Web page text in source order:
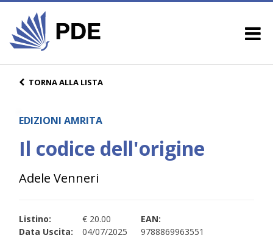
TORNA ALLA LISTA
EDIZIONI AMRITA
Il codice dell'origine
Adele Venneri
Listino:
€ 20.00
Data Uscita:
04/07/2025
EAN:
9788869963551